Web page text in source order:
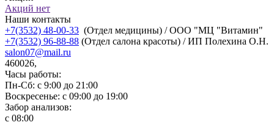
Акций нет
Наши контакты
+7(3532) 48-00-33 (Отдел медицины) / ООО "МЦ "Витамин"
+7(3532) 96-88-88 (Отдел салона красоты) / ИП Полехина О.Н.
salon07@mail.ru
460026,
Часы работы:
Пн-Сб: с 9:00 до 21:00
Воскресенье: с 09:00 до 19:00
Забор анализов:
с 08:00